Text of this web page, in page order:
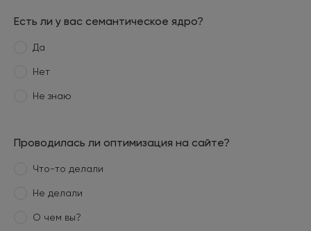
Есть ли у вас семантическое ядро?
Да
Нет
Не знаю
Проводилась ли оптимизация на сайте?
Что-то делали
Не делали
О чем вы?